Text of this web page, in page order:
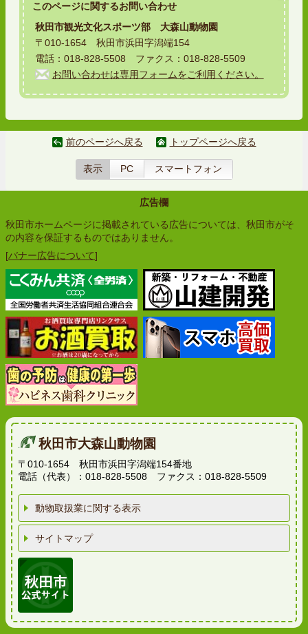
このページに関するお問い合わせ
秋田市観光文化スポーツ部 大森山動物園
〒010-1654 秋田市浜田字潟端154
電話：018-828-5508 ファクス：018-828-5509
お問い合わせは専用フォームをご利用ください。
前のページへ戻る トップページへ戻る
表示 PC スマートフォン
広告欄
秋田市ホームページに掲載されている広告については、秋田市がそ
の内容を保証するものではありません。
[バナー広告について]
秋田市大森山動物園
〒010-1654 秋田市浜田字潟端154番地
電話（代表）：018-828-5508 ファクス：018-828-5509
動物取扱業に関する表示
サイトマップ